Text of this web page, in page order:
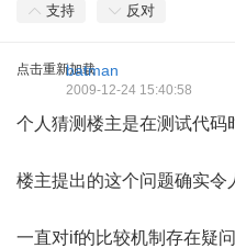
支持 反对
点击重新加载
batman
2009-12-24 15:40:58
个人猜测楼主是在测试代码
楼主提出的这个问题确实令
一直对if的比较机制存在疑